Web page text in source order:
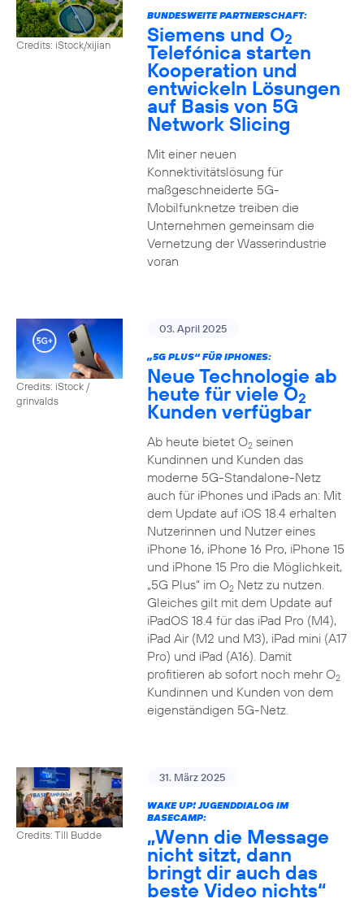
Credits: iStock/xijian
BUNDESWEITE PARTNERSCHAFT:
Siemens und O2
Telefónica starten
Kooperation und
entwickeln Lösungen
auf Basis von 5G
Network Slicing
Mit einer neuen
Konnektivitätslösung für
maßgeschneiderte 5G-
Mobilfunknetze treiben die
Unternehmen gemeinsam die
Vernetzung der Wasserindustrie
voran
Credits: iStock /
grinvalds
03. April 2025
„5G PLUS“ FÜR IPHONES:
Neue Technologie ab
heute für viele O2
Kunden verfügbar
Ab heute bietet O2seinen
Kundinnen und Kunden das
moderne 5G-Standalone-Netz
auch für iPhones und iPads an: Mit
dem Update auf iOS 18.4 erhalten
Nutzerinnen und Nutzer eines
iPhone 16, iPhone 16 Pro, iPhone 15
und iPhone 15 Pro die Möglichkeit,
„5G Plus“ im O2Netz zu nutzen.
Gleiches gilt mit dem Update auf
iPadOS 18.4 für das iPad Pro (M4),
iPad Air (M2 und M3), iPad mini (A17
Pro) und iPad (A16). Damit
profitieren ab sofort noch mehr O2
Kundinnen und Kunden von dem
eigenständigen 5G-Netz.
Credits: Till Budde
31. März 2025
WAKE UP! JUGENDDIALOG IM
BASECAMP:
„Wenn die Message
nicht sitzt, dann
bringt dir auch das
beste Video nichts“